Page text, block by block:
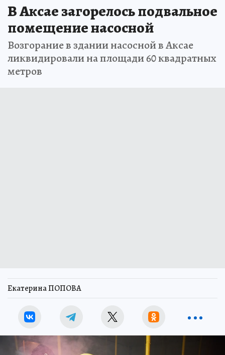
В Аксае загорелось подвальное
помещение насосной
Возгорание в здании насосной в Аксае
ликвидировали на площади 60 квадратных
метров
Екатерина ПОПОВА